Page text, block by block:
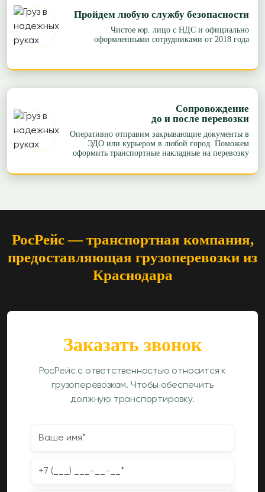
Пройдем любую службу безопасности
Чистое юр. лицо с НДС и официально
оформленными сотрудниками от 2018 года
Сопровождение
до и после перевозки
Оперативно отправим закрывающие документы в
ЭДО или курьером в любой город. Поможем
оформить транспортные накладные на перевозку
Заказать звонок
РосРейс с ответственностью относится к
грузоперевозкам. Чтобы обеспечить
должную транспортировку.
РосРейс — транспортная компания,
предоставляющая грузоперевозки из
Краснодара